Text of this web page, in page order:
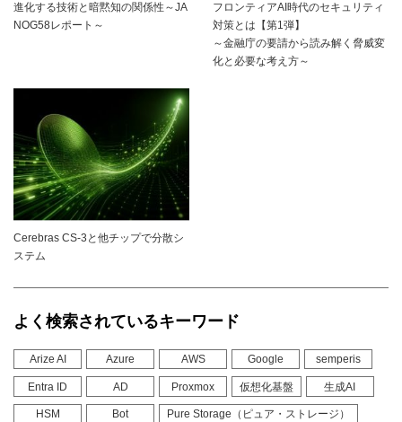
進化する技術と暗黙知の関係性～JA
NOG58レポート～
フロンティアAI時代のセキュリティ
対策とは【第1弾】
～金融庁の要請から読み解く脅威変
化と必要な考え方～
Cerebras CS-3と他チップで分散シ
ステム
よく検索されているキーワード
Arize AI Azure AWS Google semperis
Entra ID AD Proxmox 仮想化基盤 生成AI
HSM Bot Pure Storage（ピュア・ストレージ）